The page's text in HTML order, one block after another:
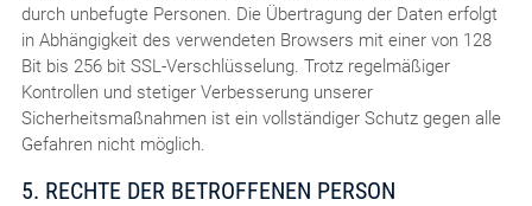
durch unbefugte Personen. Die Übertragung der Daten erfolgt
in Abhängigkeit des verwendeten Browsers mit einer von 128
Bit bis 256 bit SSL-Verschlüsselung. Trotz regelmäßiger
Kontrollen und stetiger Verbesserung unserer
Sicherheitsmaßnahmen ist ein vollständiger Schutz gegen alle
Gefahren nicht möglich.
5. RECHTE DER BETROFFENEN PERSON